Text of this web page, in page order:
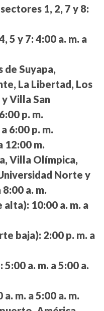
1, 2, 7 y 8:
5 y 7: 4:00 a. m. a
de Suyapa,
La Libertad, Los
Villa San
p. m.
6:00 p. m.
12:00 m.
Villa Olímpica,
Norte y
8:00 a. m.
alta): 10:00 a. m. a
baja): 2:00 p. m. a
5:00 a. m. a 5:00 a.
a. m. a 5:00 a. m.